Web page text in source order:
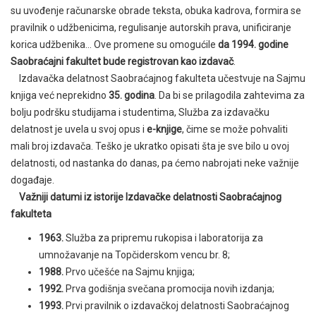
su uvođenje računarske obrade teksta, obuka kadrova, formira se
pravilnik o udžbenicima, regulisanje autorskih prava, unificiranje
korica udžbenika… Ove promene su omogućile da 1994. godine
Saobraćajni fakultet bude registrovan kao izdavač.
Izdavačka delatnost Saobraćajnog fakulteta učestvuje na Sajmu
knjiga već neprekidno 35. godina . Da bi se prilagodila zahtevima za
bolju podršku studijama i studentima, Služba za izdavačku
delatnost je uvela u svoj opus i e-knjige, čime se može pohvaliti
mali broj izdavača. Teško je ukratko opisati šta je sve bilo u ovoj
delatnosti, od nastanka do danas, pa ćemo nabrojati neke važnije
događaje.
Važniji datumi iz istorije Izdavačke delatnosti Saobraćajnog
fakulteta
1963.Služba za pripremu rukopisa i laboratorija za
umnožavanje na Topčiderskom vencu br. 8;
1988. Prvo učešće na Sajmu knjiga;
1992. Prva godišnja svečana promocija novih izdanja;
1993. Prvi pravilnik o izdavačkoj delatnosti Saobraćajnog